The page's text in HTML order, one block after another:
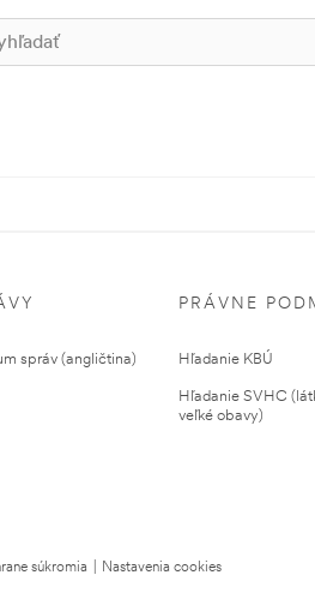
správ (angličtina)
PRÁVNE
Hľadanie KBÚ
Hľadanie SVHC
veľké obavy)
súkromia
Nastavenia cookies